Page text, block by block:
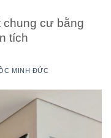
chung cư bằng
tích
MINH ĐỨC